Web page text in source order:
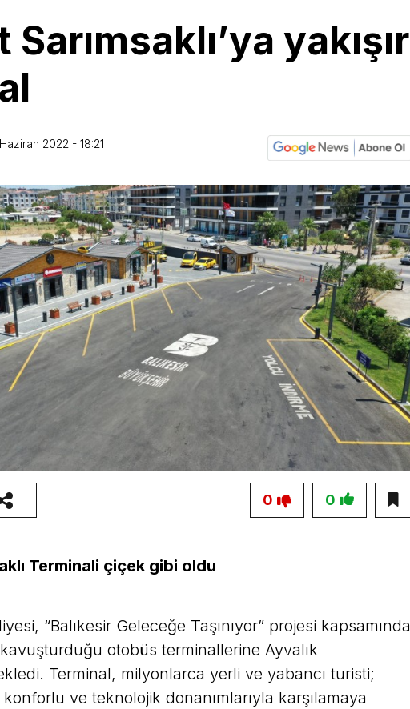
yakışır
2022 - 18:21
0
0
Terminali çiçek gibi oldu
“Balıkesir Geleceğe Taşınıyor” projesi kapsamında
otobüs terminallerine Ayvalık
ekledi. Terminal, milyonlarca yerli ve yabancı turisti;
ve teknolojik donanımlarıyla karşılamaya